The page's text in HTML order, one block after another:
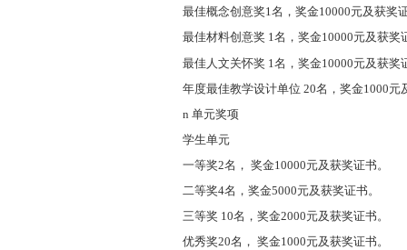
最佳概念创意奖1名，奖金10000元及获奖证
最佳材料创意奖 1名，奖金10000元及获奖
最佳人文关怀奖 1名，奖金10000元及获奖
年度最佳教学设计单位 20名，奖金1000元
n 单元奖项
学生单元
一等奖2名， 奖金10000元及获奖证书。
二等奖4名，奖金5000元及获奖证书。
三等奖 10名，奖金2000元及获奖证书。
优秀奖20名， 奖金1000元及获奖证书。